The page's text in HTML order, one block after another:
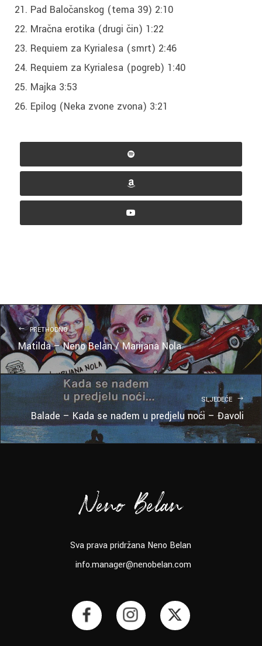
Pad Baločanskog (tema 39) 2:10
Mračna erotika (drugi čin) 1:22
Requiem za Kyrialesa (smrt) 2:46
Requiem za Kyrialesa (pogreb) 1:40
Majka 3:53
Epilog (Neka zvone zvona) 3:21
PRETHODNO
Matilda – Neno Belan / Marijana Nola
SLJEDEĆE
Balade – Kada se nađem u predjelu noći – Đavoli
Sva prava pridržana Neno Belan
info.manager@nenobelan.com